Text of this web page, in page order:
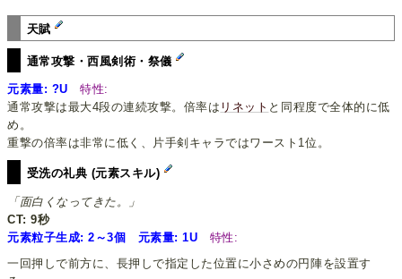
天賦
通常攻撃・西風剣術・祭儀
元素量: ?U
特性:
通常攻撃は最大4段の連続攻撃。倍率は リネット と同程度で全体的に低
め。
重撃の倍率は非常に低く、片手剣キャラではワースト1位。
受洗の礼典 (元素スキル)
「面白くなってきた。」
CT: 9秒
元素粒子生成: 2～3個 元素量: 1U
特性:
一回押しで前方に、長押しで指定した位置に小さめの円陣を設置す